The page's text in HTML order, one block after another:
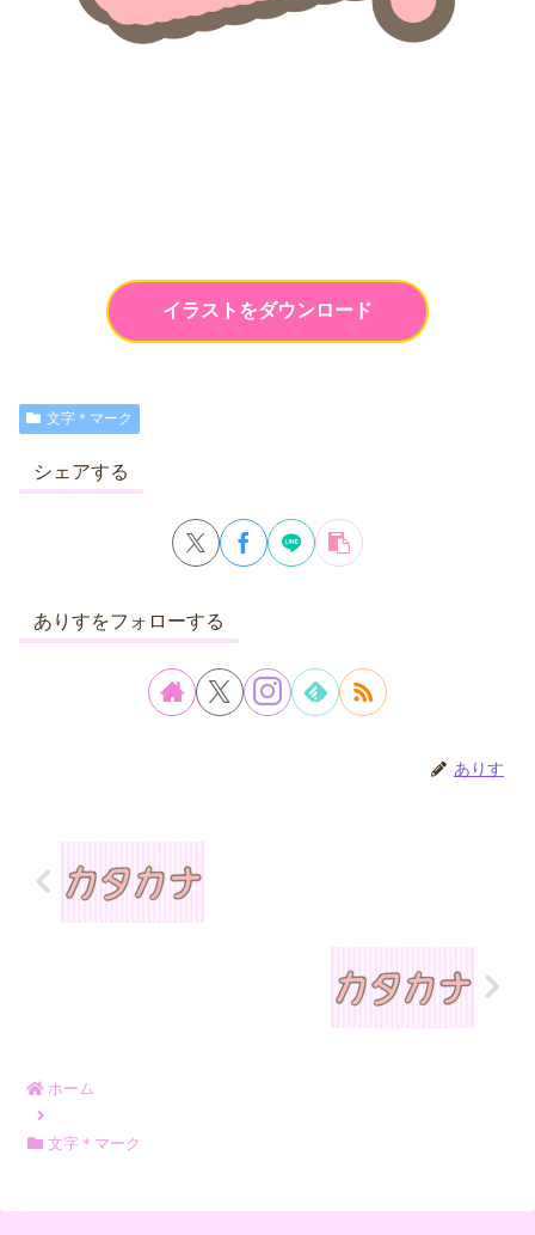
イラストをダウンロード
文字＊マーク
シェアする
ありすをフォローする
ありす
ホーム
文字＊マーク